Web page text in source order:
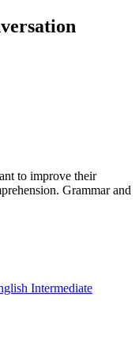
to improve their
Grammar and
Intermediate